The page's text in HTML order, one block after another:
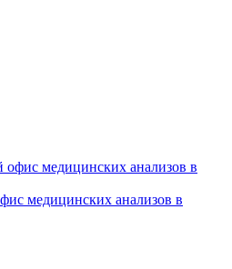
медицинских анализов в